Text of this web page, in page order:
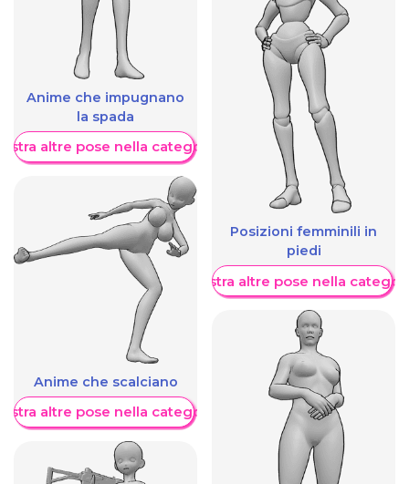
Anime che impugnano
la spada
altre pose nella categoria
Anime che scalciano
altre pose nella categoria
Posizioni femminili in
piedi
Mostra altre pose nella